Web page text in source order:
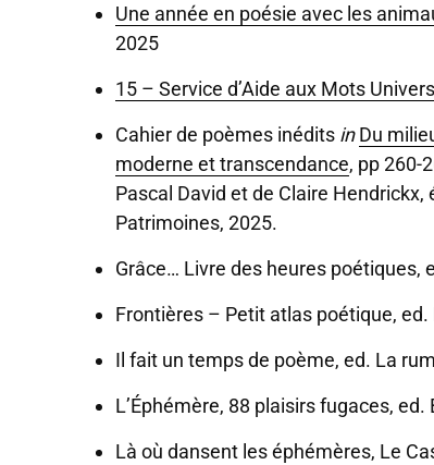
Une année en poésie avec les
2025
15 – Service d’Aide aux Mots
Cahier de poèmes inédits in Du
moderne et transcendance, pp 260-
Pascal David et de Claire Hendrickx,
Patrimoines, 2025.
Grâce… Livre des heures poétiques,
Frontières – Petit atlas poétique, ed.
Il fait un temps de poème, ed. La
L’Éphémère, 88 plaisirs fugaces, ed.
Là où dansent les éphémères, Le